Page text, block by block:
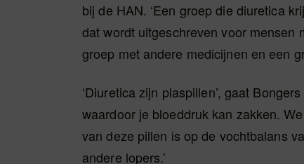
bij de HAN. ‘Een groep die diuretica
dat wordt uitgeschreven voor mensen
groep met andere medicijnen en een
‘Diuretica zijn plaspillen’, gaat
waardoor je bloeddruk kan zakken.
van deze pillen is op de vochtbalans
andere lopers.’